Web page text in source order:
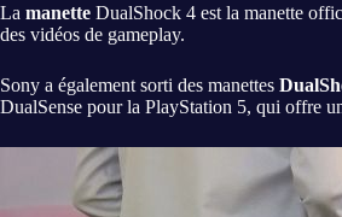
La manette DualShock 4 est la manette
des vidéos de gameplay.
Sony a également sorti des manettes
DualSense pour la PlayStation 5, qui offre